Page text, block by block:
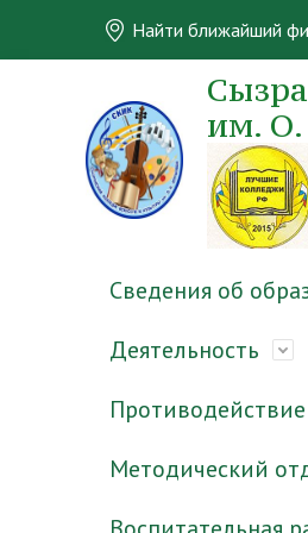
Найти ближайший
им. О.
Сведения об
Деятельность
Методический